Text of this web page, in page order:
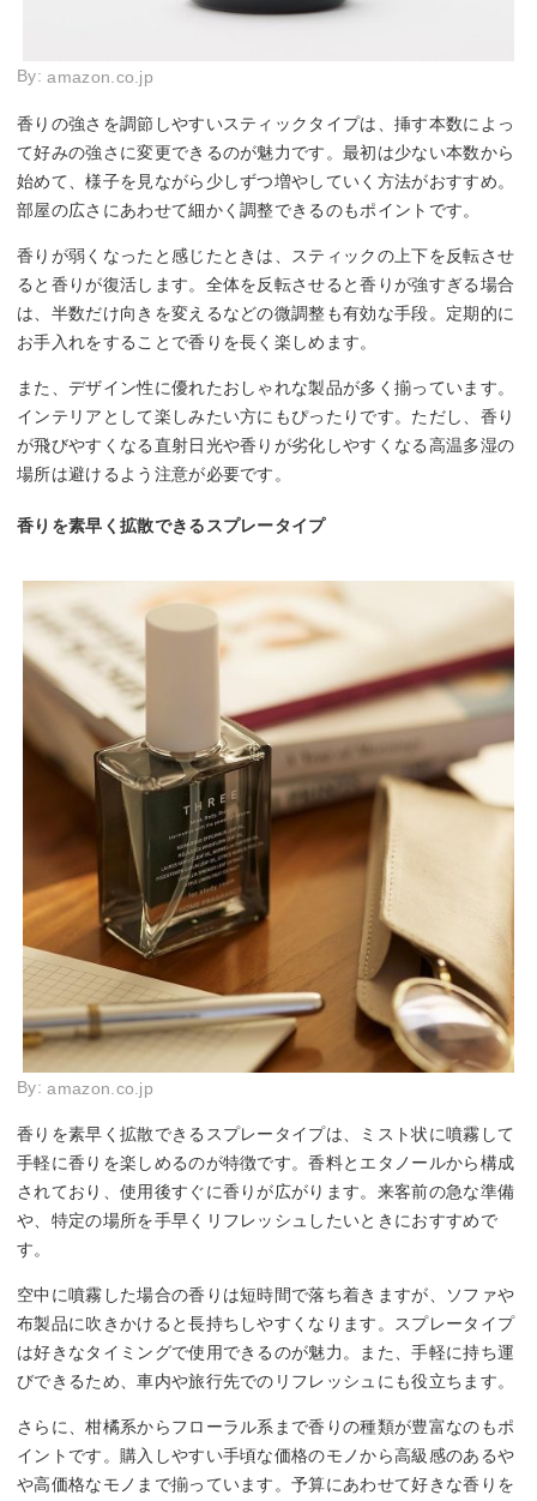
By:amazon.co.jp
香りの強さを調節しやすいスティックタイプは、挿す本数によっ
て好みの強さに変更できるのが魅力です。最初は少ない本数から
始めて、様子を見ながら少しずつ増やしていく方法がおすすめ。
部屋の広さにあわせて細かく調整できるのもポイントです。
香りが弱くなったと感じたときは、スティックの上下を反転させ
ると香りが復活します。全体を反転させると香りが強すぎる場合
は、半数だけ向きを変えるなどの微調整も有効な手段。定期的に
お手入れをすることで香りを長く楽しめます。
また、デザイン性に優れたおしゃれな製品が多く揃っています。
インテリアとして楽しみたい方にもぴったりです。ただし、香り
が飛びやすくなる直射日光や香りが劣化しやすくなる高温多湿の
場所は避けるよう注意が必要です。
香りを素早く拡散できるスプレータイプ
By:amazon.co.jp
香りを素早く拡散できるスプレータイプは、ミスト状に噴霧して
手軽に香りを楽しめるのが特徴です。香料とエタノールから構成
されており、使用後すぐに香りが広がります。来客前の急な準備
や、特定の場所を手早くリフレッシュしたいときにおすすめで
す。
空中に噴霧した場合の香りは短時間で落ち着きますが、ソファや
布製品に吹きかけると長持ちしやすくなります。スプレータイプ
は好きなタイミングで使用できるのが魅力。また、手軽に持ち運
びできるため、車内や旅行先でのリフレッシュにも役立ちます。
さらに、柑橘系からフローラル系まで香りの種類が豊富なのもポ
イントです。購入しやすい手頃な価格のモノから高級感のあるや
や高価格なモノまで揃っています。予算にあわせて好きな香りを